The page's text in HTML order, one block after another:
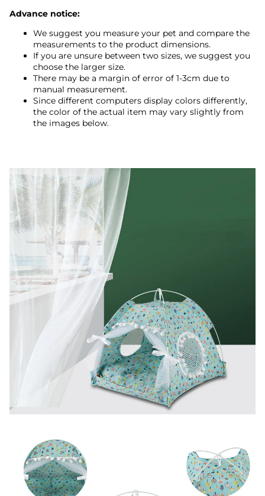
Advance notice:
We suggest you measure your pet and compare the
measurements to the product dimensions.
If you are unsure between two sizes, we suggest you
choose the larger size.
There may be a margin of error of 1-3cm due to
manual measurement.
Since different computers display colors differently,
the color of the actual item may vary slightly from
the images below.